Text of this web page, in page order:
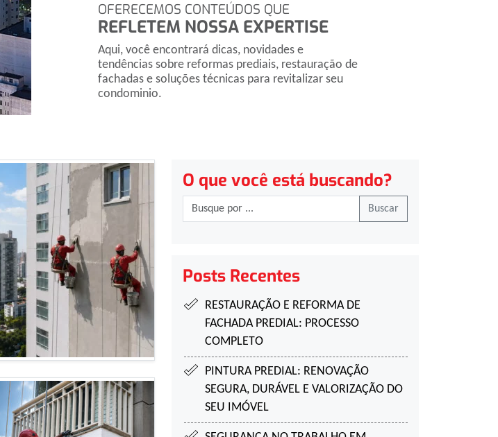
OFERECEMOS CONTEÚDOS QUE
REFLETEM NOSSA EXPERTISE
Aqui, você encontrará dicas, novidades e
tendências sobre reformas prediais, restauração de
fachadas e soluções técnicas para revitalizar seu
condominio.
O que você está buscando?
Buscar
Posts Recentes
RESTAURAÇÃO E REFORMA DE
FACHADA PREDIAL: PROCESSO
COMPLETO
PINTURA PREDIAL: RENOVAÇÃO
SEGURA, DURÁVEL E VALORIZAÇÃO DO
SEU IMÓVEL